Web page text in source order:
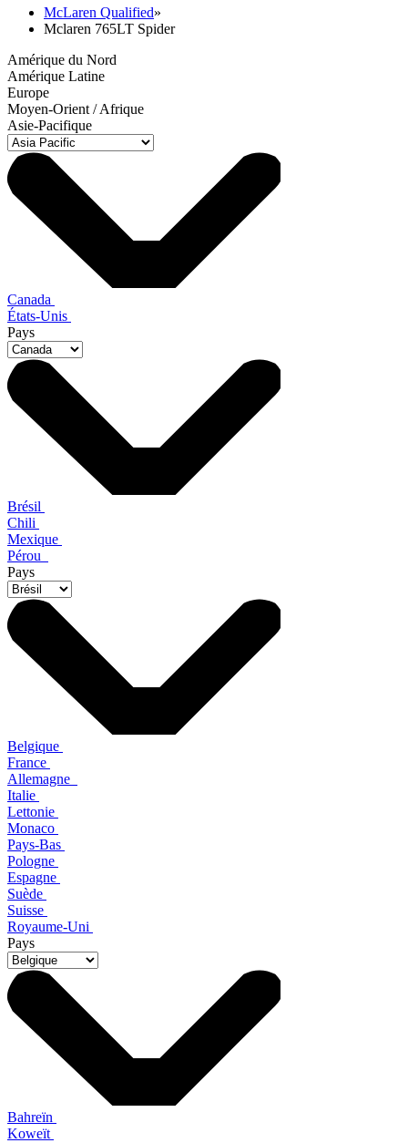
McLaren Qualified»
Mclaren 765LT Spider
Amérique du Nord
Amérique Latine
Europe
Moyen-Orient / Afrique
Asie-Pacifique
Canada
États-Unis
Pays
Brésil
Chili
Mexique
Pérou
Pays
Belgique
France
Allemagne
Italie
Lettonie
Monaco
Pays-Bas
Pologne
Espagne
Suède
Suisse
Royaume-Uni
Pays
Bahreïn
Koweït